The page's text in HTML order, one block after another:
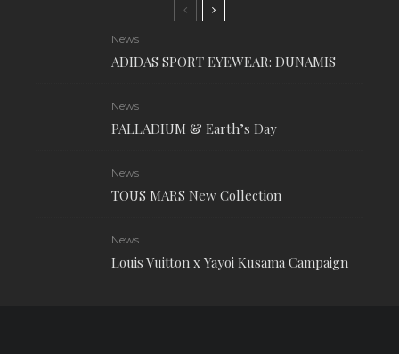
News
ADIDAS SPORT EYEWEAR: DUNAMIS
News
PALLADIUM & Earth’s Day
News
TOUS MARS New Collection
News
Louis Vuitton x Yayoi Kusama Campaign